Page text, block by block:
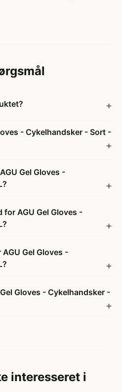
- Cykelhandsker - Sort -
Gel Gloves -
for AGU Gel Gloves -
Gel Gloves -
Gloves - Cykelhandsker -
interesseret i